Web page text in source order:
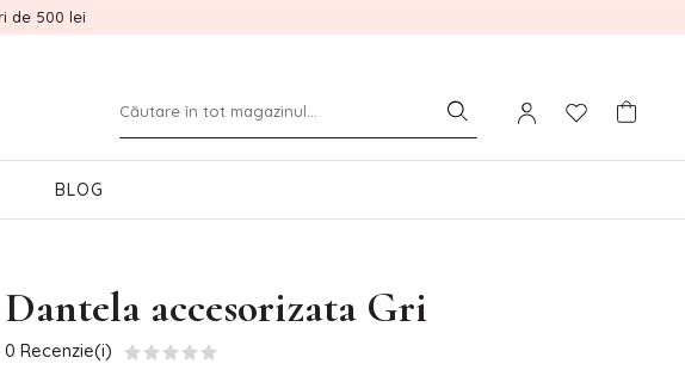
de 500 lei
BLOG
Dantela accesorizata Gri
0 Recenzie(i)